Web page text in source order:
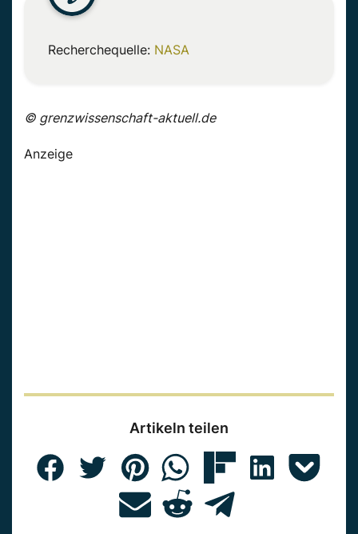
Recherchequelle: NASA
© grenzwissenschaft-aktuell.de
Anzeige
Artikeln teilen